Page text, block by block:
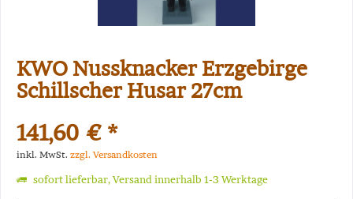
KWO Nussknacker Erzgebirge
Schillscher Husar 27cm
141,60 € *
inkl. MwSt. zzgl. Versandkosten
sofort lieferbar, Versand innerhalb 1-3 Werktage